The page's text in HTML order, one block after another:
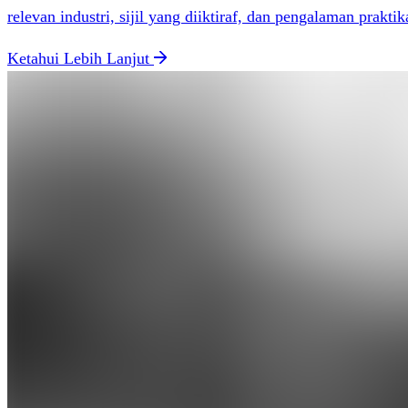
relevan industri, sijil yang diiktiraf, dan pengalaman
Ketahui Lebih Lanjut